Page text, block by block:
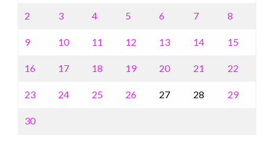
2 3 4 5 6 7 8
9 10 11 12 13 14 15
16 17 18 19 20 21 22
23 24 25 26 27 28 29
30